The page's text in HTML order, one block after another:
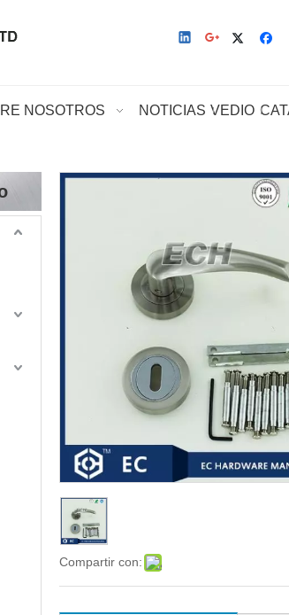
NOSOTROS NOTICIAS VEDIO
Compartir con: